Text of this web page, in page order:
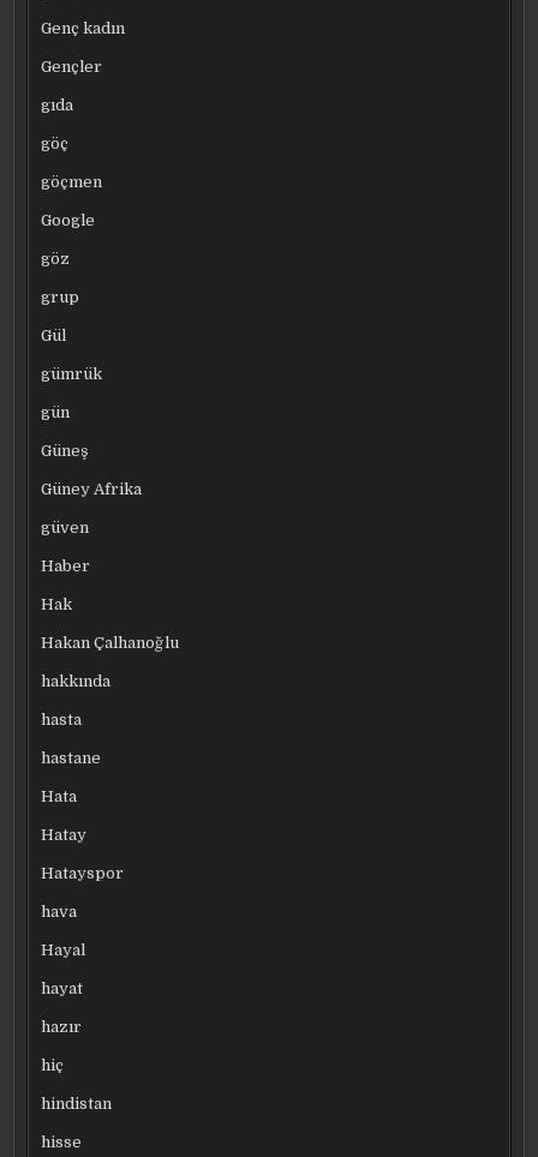
Genç kadın
Gençler
gıda
göç
göçmen
Google
göz
grup
Gül
gümrük
gün
Güneş
Güney Afrika
güven
Haber
Hak
Hakan Çalhanoğlu
hakkında
hasta
hastane
Hata
Hatay
Hatayspor
hava
Hayal
hayat
hazır
hiç
hindistan
hisse